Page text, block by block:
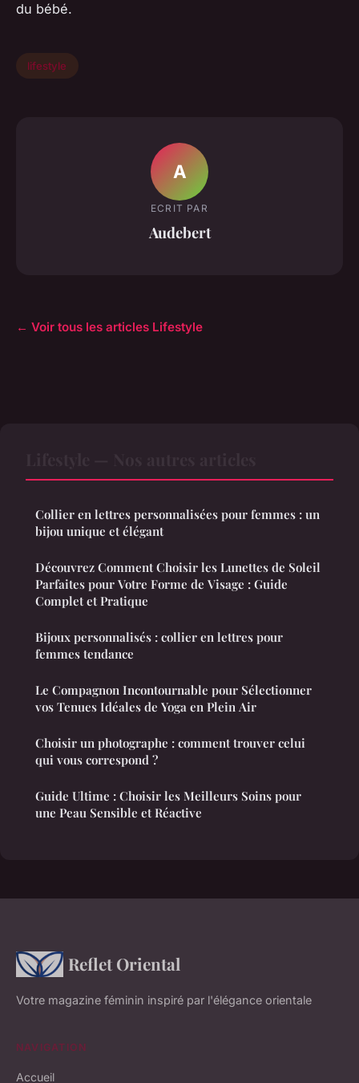
du bébé.
lifestyle
A
ECRIT PAR
Audebert
← Voir tous les articles Lifestyle
Collier en lettres personnalisées pour femmes : un
bijou unique et élégant
Découvrez Comment Choisir les Lunettes de Soleil
Parfaites pour Votre Forme de Visage : Guide
Complet et Pratique
Bijoux personnalisés : collier en lettres pour
femmes tendance
Le Compagnon Incontournable pour Sélectionner
vos Tenues Idéales de Yoga en Plein Air
Choisir un photographe : comment trouver celui
qui vous correspond ?
Guide Ultime : Choisir les Meilleurs Soins pour
une Peau Sensible et Réactive
Reflet Oriental
Votre magazine féminin inspiré par l'élégance orientale
NAVIGATION
Accueil